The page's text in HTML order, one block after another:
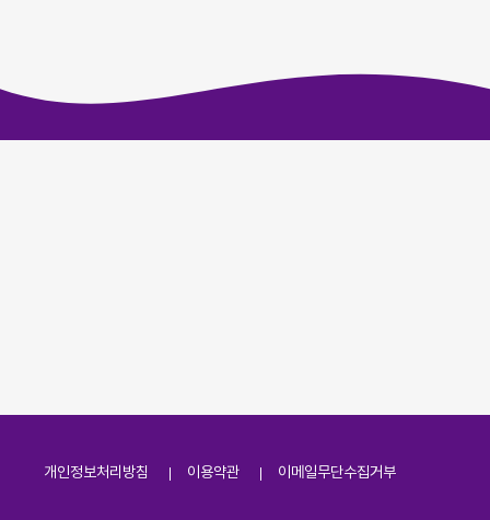
개인정보처리방침 이용약관 이메일무단수집거부